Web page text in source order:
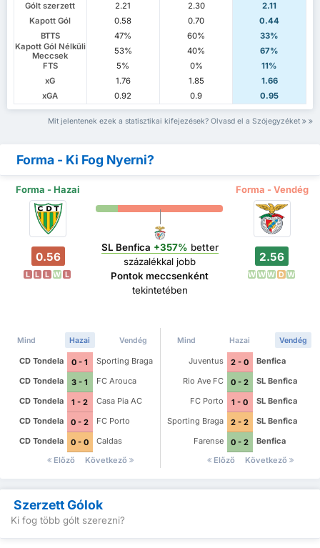
Gólt szerzett
2.21 2.30
2.11
Kapott Gól
0.58 0.70
0.44
BTTS
47% 60%
33%
Kapott Gól Nélküli
Meccsek
53% 40%
67%
FTS
5% 0%
11%
xG
1.76 1.85
1.66
xGA
0.92 0.9 0.95
Mit jelentenek ezek a statisztikai kifejezések? Olvasd el a Szójegyzéket
Forma - Ki Fog Nyerni?
Forma - Hazai Forma - Vendég
0.56
L L L W L
SL Benfica +357% better
százalékkal jobb
Pontok meccsenként
tekintetében
2.56
W W W D W
Mind Hazai Vendég
CD Tondela 0 - 1
Sporting Braga
CD Tondela
3 - 1
FC Arouca
CD Tondela
1 - 2
Casa Pia AC
CD Tondela
0 - 2
FC Porto
CD Tondela
0 - 0
Caldas
Előző
Következő
Mind Hazai Vendég
Juventus 2 - 0
Benfica
Rio Ave FC
0 - 2
SL Benfica
FC Porto
1 - 0
SL Benfica
Sporting Braga
2 - 2
SL Benfica
Farense
0 - 2
Benfica
Előző
Következő
Szerzett Gólok
Ki fog több gólt szerezni?